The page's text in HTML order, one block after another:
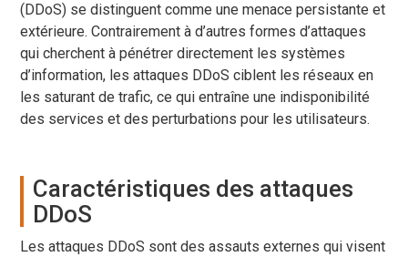
(DDoS) se distinguent comme une menace persistante et
extérieure. Contrairement à d’autres formes d’attaques
qui cherchent à pénétrer directement les systèmes
d’information, les attaques DDoS ciblent les réseaux en
les saturant de trafic, ce qui entraîne une indisponibilité
des services et des perturbations pour les utilisateurs.
Caractéristiques des attaques
DDoS
Les attaques DDoS sont des assauts externes qui visent